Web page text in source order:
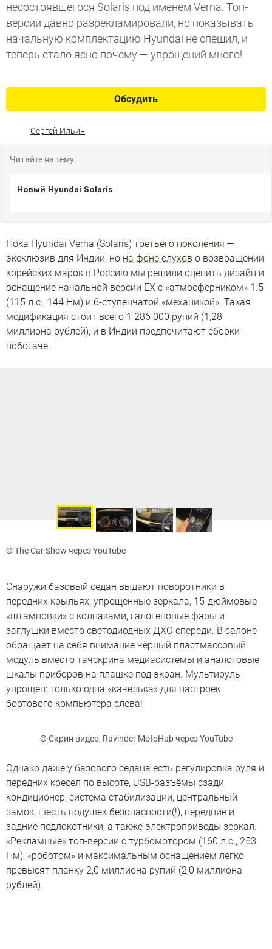
несостоявшегося Solaris под именем Verna. Топ-
версии давно разрекламировали, но показывать
начальную комплектацию Hyundai не спешил, и
теперь стало ясно почему — упрощений много!
Обсудить
Сергей Ильин
Читайте на тему:
Новый Hyundai Solaris
Пока Hyundai Verna (Solaris) третьего поколения —
эксклюзив для Индии, но на фоне слухов о возвращении
корейских марок в Россию мы решили оценить дизайн и
оснащение начальной версии EX с «атмосферником» 1.5
(115 л.с., 144 Нм) и 6-ступенчатой «механикой». Такая
модификация стоит всего 1 286 000 рупий (1,28
миллиона рублей), и в Индии предпочитают сборки
побогаче.
© The Car Show через YouTube
Снаружи базовый седан выдают поворотники в
передних крыльях, упрощенные зеркала, 15-дюймовые
«штамповки» с колпаками, галогеновые фары и
заглушки вместо светодиодных ДХО спереди. В салоне
обращает на себя внимание чёрный пластмассовый
модуль вместо тачскрина медиасистемы и аналоговые
шкалы приборов на плашке под экран. Мультируль
упрощен: только одна «качелька» для настроек
бортового компьютера слева!
© Скрин видео, Ravinder MotoHub через YouTube
Однако даже у базового седана есть регулировка руля и
передних кресел по высоте, USB-разъёмы сзади,
кондиционер, система стабилизации, центральный
замок, шесть подушек безопасности(!), передние и
задние подлокотники, а также электроприводы зеркал.
«Рекламные» топ-версии с турбомотором (160 л.с., 253
Нм), «роботом» и максимальным оснащением легко
превысят планку 2,0 миллиона рупий (2,0 миллиона
рублей).